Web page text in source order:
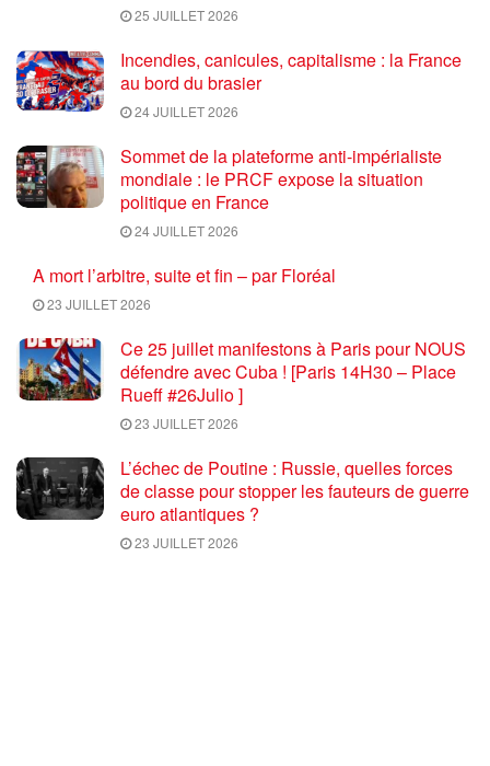
25 JUILLET 2026
Incendies, canicules, capitalisme : la France
au bord du brasier
24 JUILLET 2026
Sommet de la plateforme anti-impérialiste
mondiale : le PRCF expose la situation
politique en France
24 JUILLET 2026
A mort l’arbitre, suite et fin – par Floréal
23 JUILLET 2026
Ce 25 juillet manifestons à Paris pour NOUS
défendre avec Cuba ! [Paris 14H30 – Place
Rueff #26Julio ]
23 JUILLET 2026
L’échec de Poutine : Russie, quelles forces
de classe pour stopper les fauteurs de guerre
euro atlantiques ?
23 JUILLET 2026